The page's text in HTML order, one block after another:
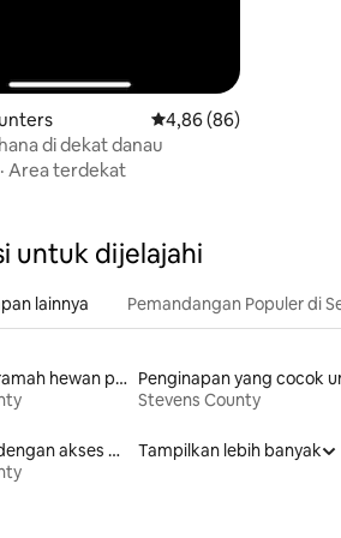
Nilai rata-rata 4,86 dari
4,86 (86)
di dekat danau
· Area terdekat
untuk dijelajahi
lainnya Pemandangan Populer di
Penginapan ramah hewan peliharaan
Stevens County
Penginapan dengan akses ke danau
Tampilkan lebih banyak